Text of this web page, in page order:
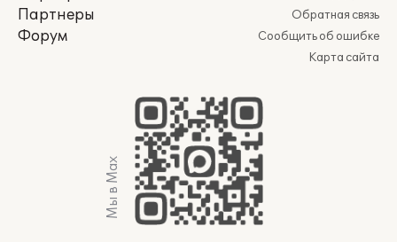
Партнеры
Форум
Обратная связь
Сообщить об ошибке
Карта сайта
Мы в Max